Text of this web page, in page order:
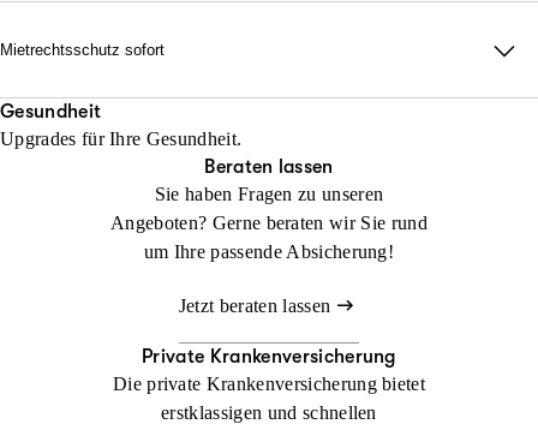
erforderlich auch durch alle Instanzen.
Jetzt konfigurieren
keinen Anwalt beauftragt haben!
Jetzt konfigurieren Beraten lassen
Mietrechtsschutz sofort
übernehmen Ihre Anwalts- und Gerichtskosten und geben
sofortige Rückendeckung bei Streit rund ums Wohnen.
Jetzt konfigurieren Beraten lassen
Gesundheit
Upgrades für Ihre Gesundheit.
Beraten lassen
Sie haben Fragen zu unseren
Angeboten? Gerne beraten wir Sie rund
um Ihre passende Absicherung!
Jetzt beraten lassen
Private Krankenversicherung
Die private Krankenversicherung bietet
erstklassigen und schnellen